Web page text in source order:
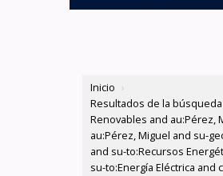
Inicio ›
Resultados de la búsqueda
Renovables and au:Pérez,
au:Pérez, Miguel and su-
and su-to:Recursos
su-to:Energía Eléctrica and